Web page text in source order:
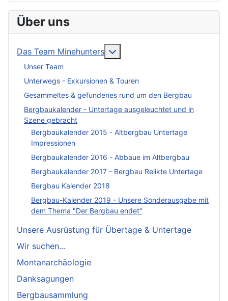
Über uns
Das Team Minehunters
Unser Team
Unterwegs - Exkursionen & Touren
Gesammeltes & gefundenes rund um den Bergbau
Bergbaukalender - Untertage ausgeleuchtet und in
Szene gebracht
Bergbaukalender 2015 - Altbergbau Untertage
Impressionen
Bergbaukalender 2016 - Abbaue im Altbergbau
Bergbaukalender 2017 - Bergbau Relikte Untertage
Bergbau Kalender 2018
Bergbau-Kalender 2019 - Unsere Sonderausgabe mit
dem Thema "Der Bergbau endet"
Unsere Ausrüstung für Übertage & Untertage
Wir suchen...
Montanarchäologie
Danksagungen
Bergbausammlung